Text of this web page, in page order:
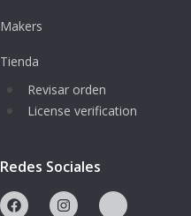
Makers
Tienda
Revisar orden
License verification
Redes Sociales